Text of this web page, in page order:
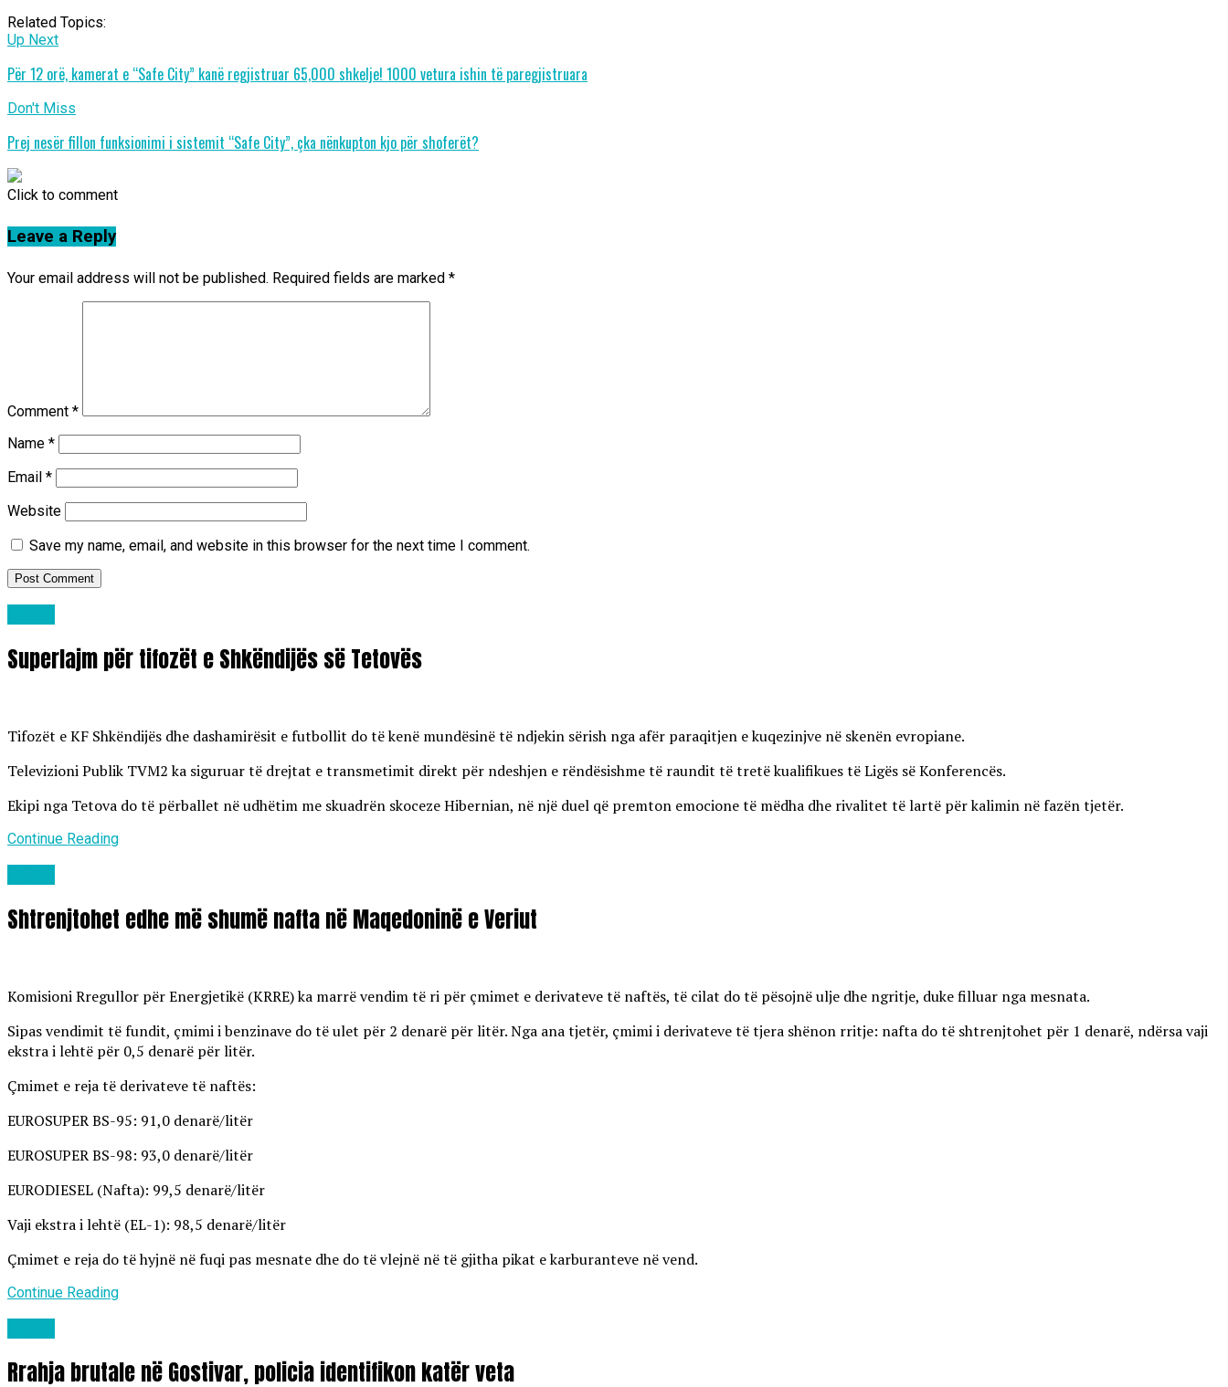
Related Topics:
Up Next
Për 12 orë, kamerat e “Safe City” kanë regjistruar 65,000 shkelje! 1000 vetura ishin të paregjistruara
Don't Miss
Prej nesër fillon funksionimi i sistemit “Safe City”, çka nënkupton kjo për shoferët?
Click to comment
Leave a Reply
Your email address will not be published. Required fields are marked *
Comment *
Name *
Email *
Website
Save my name, email, and website in this browser for the next time I comment.
Superlajm për tifozët e Shkëndijës së Tetovës
Tifozët e KF Shkëndijës dhe dashamirësit e futbollit do të kenë mundësinë të ndjekin sërish nga afër paraqitjen e kuqezinjve në skenën evropiane.
Televizioni Publik TVM2 ka siguruar të drejtat e transmetimit direkt për ndeshjen e rëndësishme të raundit të tretë kualifikues të Ligës së Konferencës.
Ekipi nga Tetova do të përballet në udhëtim me skuadrën skoceze Hibernian, në një duel që premton emocione të mëdha dhe rivalitet të lartë për kalimin në fazën tjetër.
Continue Reading
Shtrenjtohet edhe më shumë nafta në Maqedoninë e Veriut
Komisioni Rregullor për Energjetikë (KRRE) ka marrë vendim të ri për çmimet e derivateve të naftës, të cilat do të pësojnë ulje dhe ngritje, duke filluar nga mesnata.
Sipas vendimit të fundit, çmimi i benzinave do të ulet për 2 denarë për litër. Nga ana tjetër, çmimi i derivateve të tjera shënon rritje: nafta do të shtrenjtohet për 1 denarë, ndërsa vaji
ekstra i lehtë për 0,5 denarë për litër.
Çmimet e reja të derivateve të naftës:
EUROSUPER BS-95: 91,0 denarë/litër
EUROSUPER BS-98: 93,0 denarë/litër
EURODIESEL (Nafta): 99,5 denarë/litër
Vaji ekstra i lehtë (EL-1): 98,5 denarë/litër
Çmimet e reja do të hyjnë në fuqi pas mesnate dhe do të vlejnë në të gjitha pikat e karburanteve në vend.
Continue Reading
Rrahja brutale në Gostivar, policia identifikon katër veta